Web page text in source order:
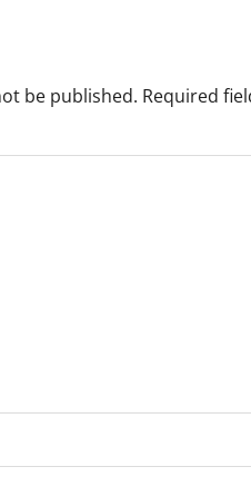
be published. Required